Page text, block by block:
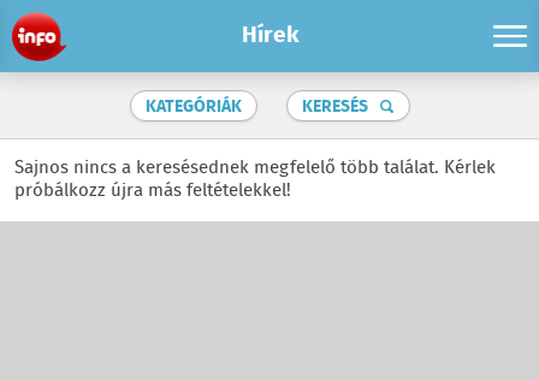
Hírek
KATEGÓRIÁK KERESÉS
Sajnos nincs a keresésednek megfelelő több találat. Kérlek
próbálkozz újra más feltételekkel!